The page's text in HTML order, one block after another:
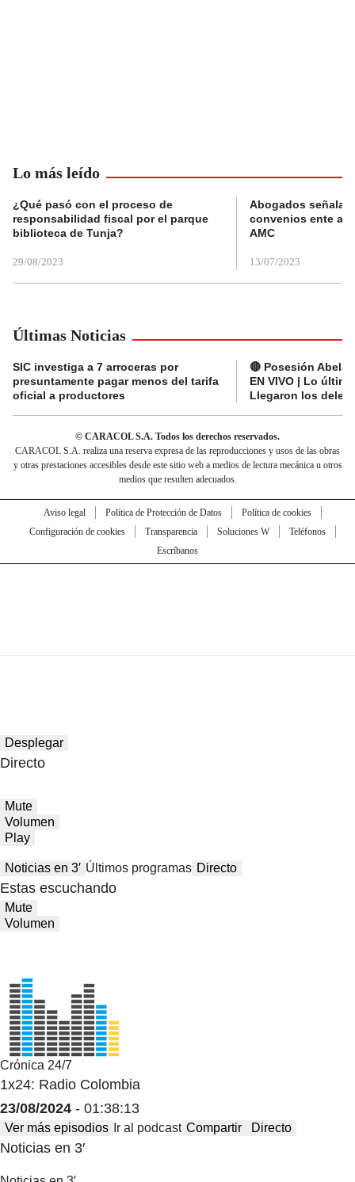
Lo más leído
¿Qué pasó con el proceso de
responsabilidad fiscal por el parque
biblioteca de Tunja?
29/08/2023
Abogados
convenios ente
AMC
13/07/2023
Últimas Noticias
SIC investiga a 7 arroceras por
presuntamente pagar menos del tarifa
oficial a productores
🔴 Posesión
EN VIVO | Lo
Llegaron los
© CARACOL S.A. Todos los derechos reservados.
CARACOL S.A. realiza una reserva expresa de las reproducciones y usos de las obras
y otras prestaciones accesibles desde este sitio web a medios de lectura mecánica u otros
medios que resulten adecuados.
Aviso legal Política de Protección de Datos
Política de cookies
Configuración de cookies
Transparencia Soluciones W
Teléfonos
Escríbanos
Desplegar
Directo
Mute
Volumen
Play
Noticias en 3′ Últimos programas Directo
Estas escuchando
Mute
Volumen
Crónica 24/7
1x24: Radio Colombia
23/08/2024 - 01:38:13
Ver más episodios Ir al podcast Compartir Directo
Noticias en 3′